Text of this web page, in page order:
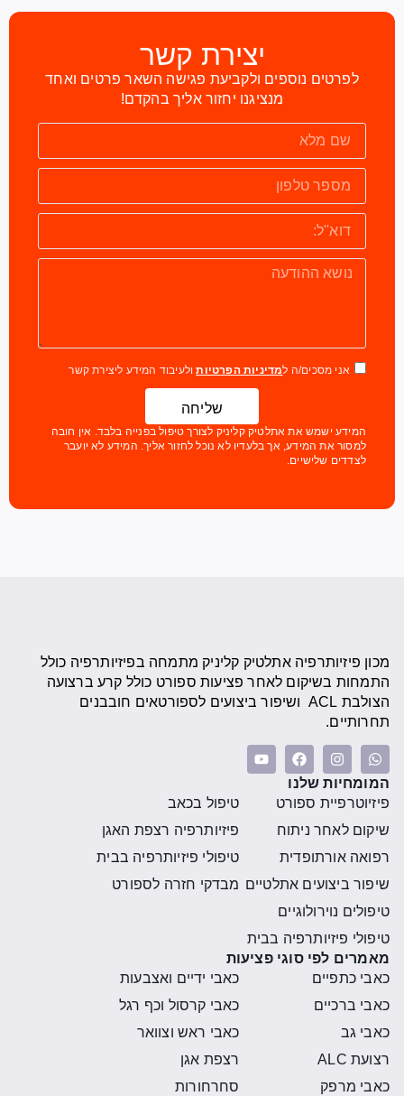
יצירת קשר
לפרטים נוספים ולקביעת פגישה השאר פרטים ואחד
מנציגנו יחזור אליך בהקדם!
אני מסכים/ה למדיניות הפרטיותולעיבוד המידע ליצירת קשר
שליחה
המידע ישמש את אתלטיק קליניק לצורך טיפול בפנייה בלבד. אין חובה
למסור את המידע, אך בלעדיו לא נוכל לחזור אליך. המידע לא יועבר
לצדדים שלישיים.
מכון פיזיותרפיה אתלטיק קליניק מתמחה בפיזיותרפיה כולל
התמחות בשיקום לאחר פציעות ספורט כולל קרע ברצועה
הצולבת ACL ושיפור ביצועים לספורטאים חובבנים
תחרותיים.
המומחיות שלנו
פיזיוטרפיית ספורט
שיקום לאחר ניתוח
רפואה אורתופדית
שיפור ביצועים אתלטיים
טיפולים נוירולוגיים
טיפולי פיזיותרפיה בבית
טיפול בכאב
פיזיותרפיה רצפת האגן
טיפולי פיזיותרפיה בבית
מבדקי חזרה לספורט
מאמרים לפי סוגי פציעות
כאבי כתפיים
כאבי ברכיים
כאבי גב
רצועת ALC
כאבי מרפק
כאבי ידיים ואצבעות
כאבי קרסול וכף רגל
כאבי ראש וצוואר
רצפת אגן
סחרחורות